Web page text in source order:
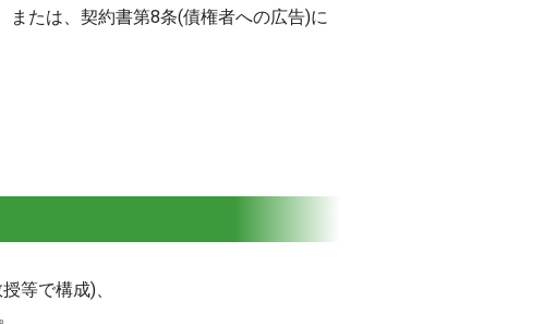
たは、契約書第8条(債権者への広告)に
等で構成)、